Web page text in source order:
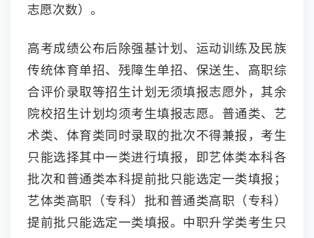
志愿次数）。
高考成绩公布后除强基计划、运动训练及民族
传统体育单招、残障生单招、保送生、高职综
合评价录取等招生计划无须填报志愿外，其余
院校招生计划均须考生填报志愿。普通类、艺
术类、体育类同时录取的批次不得兼报，考生
只能选择其中一类进行填报，即艺体类本科各
批次和普通类本科提前批只能选定一类填报；
艺体类高职（专科）批和普通类高职（专科）
提前批只能选定一类填报。中职升学类考生只